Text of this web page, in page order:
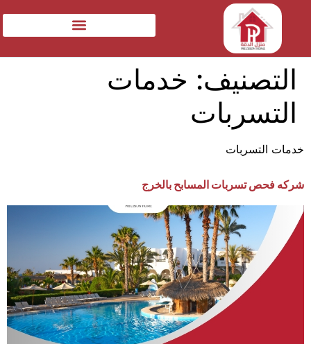
التصنيف: خدمات
التسربات
خدمات التسربات
شركه فحص تسربات المسابح بالخرج